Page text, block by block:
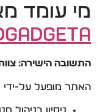
מי עומד
adgeta
התשובה הישירה:
האתר מופעל על-ידי